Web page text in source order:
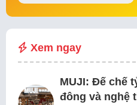
đế chế thể…
Xem ngay
MUJI: Đế chế
đông và nghệ